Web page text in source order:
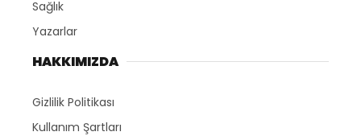
Sağlık
Yazarlar
HAKKIMIZDA
Gizlilik Politikası
Kullanım Şartları